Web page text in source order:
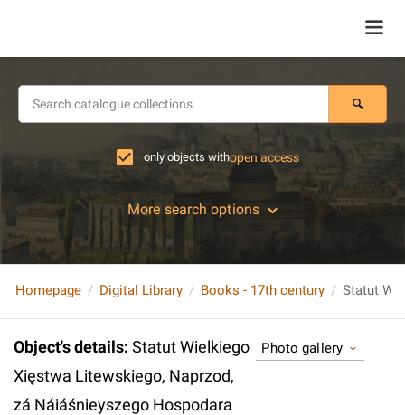
only objects withopen access
More search options
Homepage Digital Library Books - 17th century
Object's details: Statut Wielkiego
Xięstwa Litewskiego, Naprzod,
zá Náiáśnieyszego Hospodara
Photo gallery